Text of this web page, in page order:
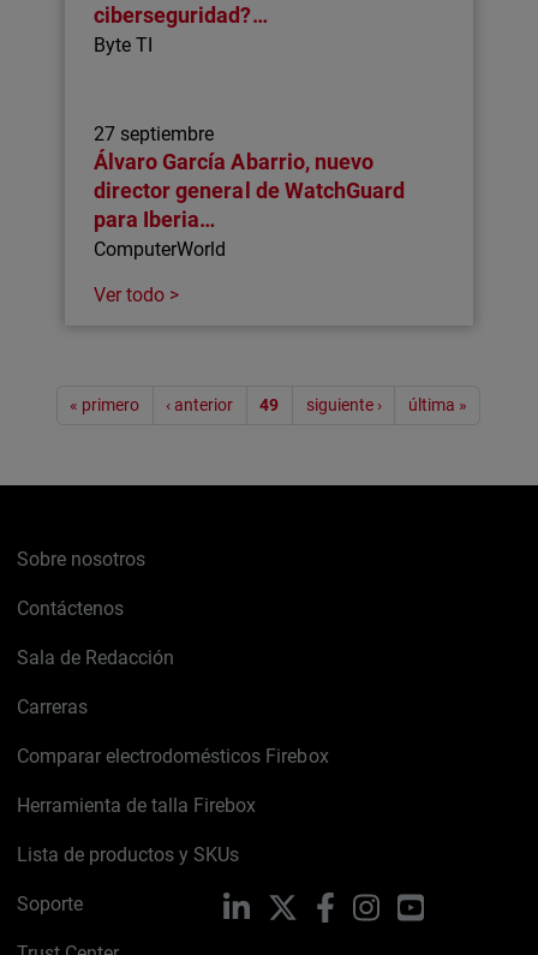
ciberseguridad?…
Byte TI
27 septiembre
Álvaro García Abarrio, nuevo
director general de WatchGuard
para Iberia…
ComputerWorld
Ver todo >
Paginación
« primero ‹ anterior 49 siguiente › última »
Sobre nosotros
Contáctenos
Sala de Redacción
Carreras
Comparar electrodomésticos Firebox
Herramienta de talla Firebox
Lista de productos y SKUs
Soporte LinkedIn FacebookInstagramYouTube